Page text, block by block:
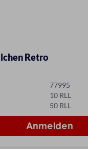
Retro
77995
10 RLL
50 RLL